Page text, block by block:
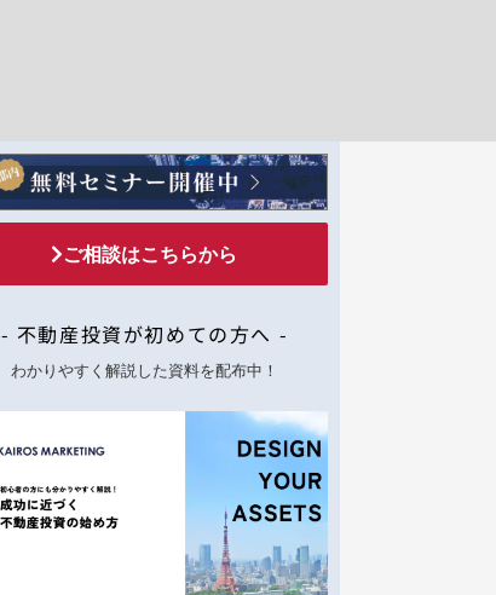
ご相談はこちらから
- 不動産投資が初めての方へ -
わかりやすく解説した資料を配布中！